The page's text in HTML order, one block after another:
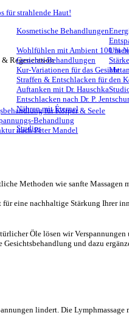
für strahlende Haut!
Kosmetische Behandlungen
Wohlfühlen mit Ambient 100 %
Gesichts-Behandlungen
Kur-Variationen für das Gesicht
Straffen & Entschlacken für den
Auftanken mit Dr. Hauschka
Entschlacken nach Dr. P.
Nähren mit Éternel
Studios
& Regeneration
für Körper & Seele
Behandlung
nach Peter Mandel
Methoden wie sanfte
eine nachhaltige Stärkung Ihrer
Öle lösen wir
und dazu
lindert. Die